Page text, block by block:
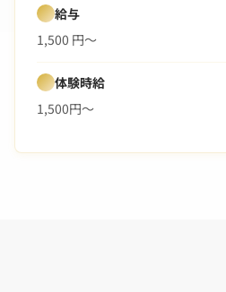
給与
1,500 円～
体験時給
1,500円～